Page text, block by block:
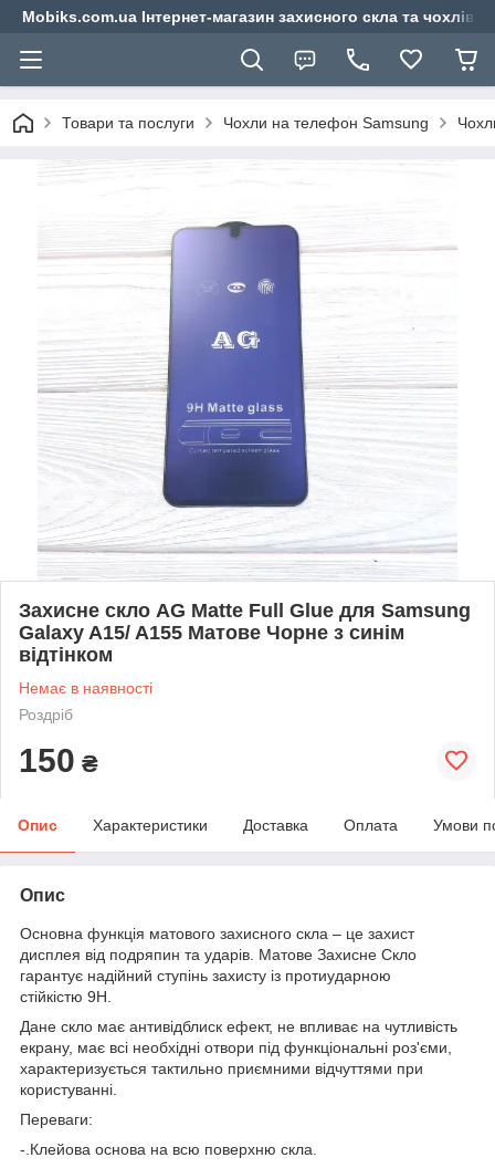
Mobiks.com.ua Інтернет-магазин захисного скла та чохлів
Товари та послуги Чохли на телефон Samsung
Захисне скло AG Matte Full Glue для Samsung
Galaxy A15/ A155 Матове Чорне з синім
відтінком
Немає в наявності
Роздріб
150 ₴
Опис Характеристики Доставка Оплата Умови
Опис
Основна функція матового захисного скла – це захист
дисплея від подряпин та ударів. Матове Захисне Скло
гарантує надійний ступінь захисту із протиударною
стійкістю 9H.
Дане скло має антивідблиск ефект, не впливає на чутливість
екрану, має всі необхідні отвори під функціональні роз'єми,
характеризується тактильно приємними відчуттями при
користуванні.
Переваги:
-.Клейова основа на всю поверхню скла.